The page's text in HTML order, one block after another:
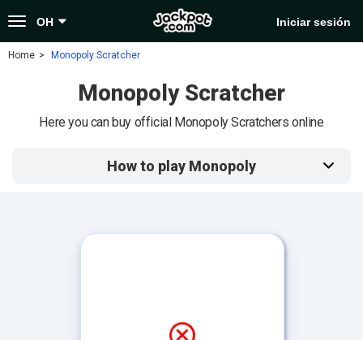
Toggle
navigation
OH Iniciar sesión
Home Monopoly Scratcher
Monopoly Scratcher
Here you can buy official Monopoly Scratchers online
How to play Monopoly